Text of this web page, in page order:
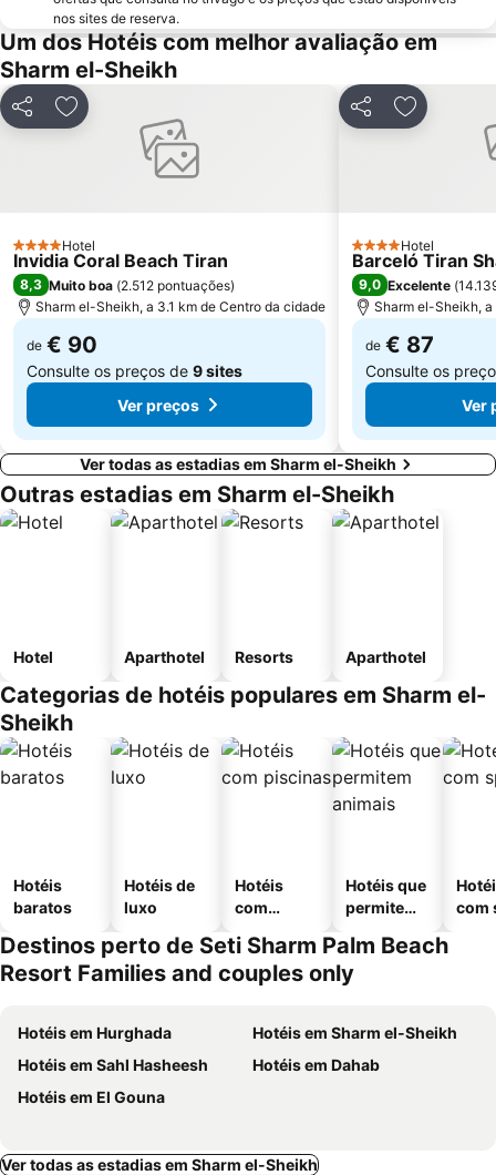
nos sites de reserva.
Um dos Hotéis com melhor avaliação em
Sharm el-Sheikh
PartilharAdicionar aos favoritos
4 Estrelas
Hotel
Invidia Coral Beach Tiran
8,3 Muito boa (2.512 pontuações)
Sharm el-Sheikh, a 3.1 km de Centro da cidade
de € 90
Consulte os preços de 9 sites
Ver preços
PartilharAdicionar
4 Estrelas
Hotel
Barceló Tiran
9,0 Excelente (
Sharm el-Sheikh,
de € 87
Consulte os
Ver
Ver todas as estadias em Sharm el-Sheikh
Outras estadias em Sharm el-Sheikh
Hotel Aparthotel Resorts Aparthotel
Categorias de hotéis populares em Sharm el-
Sheikh
Hotéis
baratos
Hotéis de
luxo
Hotéis
com
Hotéis que
permitem
com
Destinos perto de Seti Sharm Palm Beach
Resort Families and couples only
Hotéis em Hurghada
Hotéis em Sharm el-Sheikh
Hotéis em Sahl Hasheesh
Hotéis em Dahab
Hotéis em El Gouna
Ver todas as estadias em Sharm el-Sheikh